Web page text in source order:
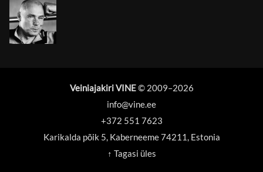
Veiniajakiri VINE© 2009–2026
info@vine.ee
+372 551 7623
Karikalda põik 5, Kaberneeme 74211, Estonia
↑ Tagasi üles